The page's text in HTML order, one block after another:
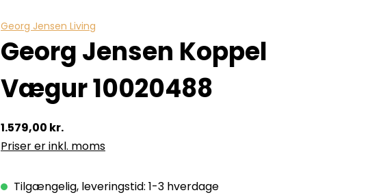
Georg Jensen Living
Georg Jensen Koppel
Vægur 10020488
1.579,00 kr.
Priser er inkl. moms
Tilgængelig, leveringstid: 1-3 hverdage